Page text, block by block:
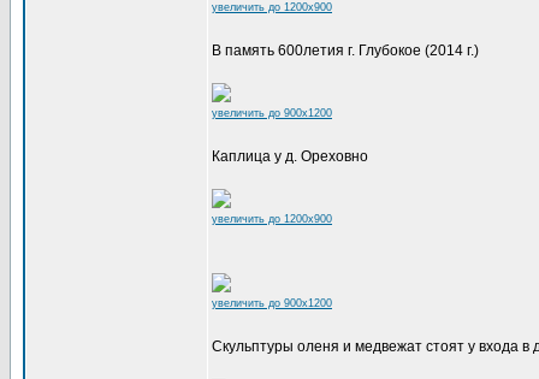
увеличить до 1200x900
В память 600летия г. Глубокое (2014 г.)
увеличить до 900x1200
Каплица у д. Ореховно
увеличить до 1200x900
увеличить до 900x1200
Скульптуры оленя и медвежат стоят у входа в